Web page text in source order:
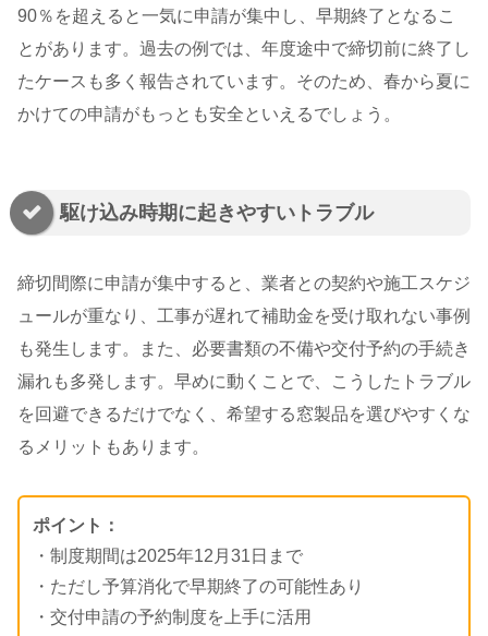
90％を超えると一気に申請が集中し、早期終了となるこ
とがあります。過去の例では、年度途中で締切前に終了し
たケースも多く報告されています。そのため、春から夏に
かけての申請がもっとも安全といえるでしょう。
駆け込み時期に起きやすいトラブル
締切間際に申請が集中すると、業者との契約や施工スケジ
ュールが重なり、工事が遅れて補助金を受け取れない事例
も発生します。また、必要書類の不備や交付予約の手続き
漏れも多発します。早めに動くことで、こうしたトラブル
を回避できるだけでなく、希望する窓製品を選びやすくな
るメリットもあります。
ポイント：
・制度期間は2025年12月31日まで
・ただし予算消化で早期終了の可能性あり
・交付申請の予約制度を上手に活用